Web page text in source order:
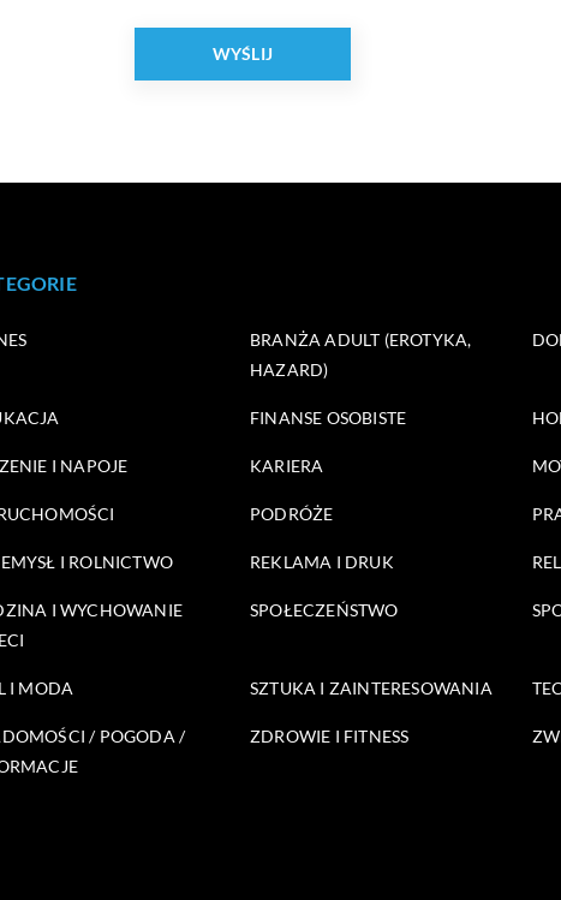
BRANŻA ADULT (EROTYKA,
HAZARD)
FINANSE OSOBISTE
I NAPOJE KARIERA
PODRÓŻE
I ROLNICTWO REKLAMA I DRUK
I WYCHOWANIE
SPOŁECZEŃSTWO
I MODA SZTUKA I ZAINTERESOWANIA
/ POGODA /
ZDROWIE I FITNESS